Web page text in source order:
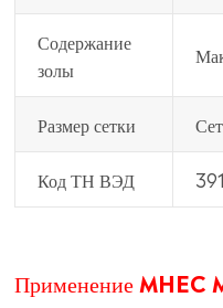
Содержание
золы
Размер сетки
Код ТН ВЭД
Применение MHEC